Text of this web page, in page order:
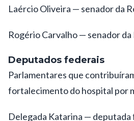
Laércio Oliveira — senador da
Rogério Carvalho — senador da
Deputados federais
Parlamentares que
fortalecimento do hospital por
Delegada Katarina — deputada